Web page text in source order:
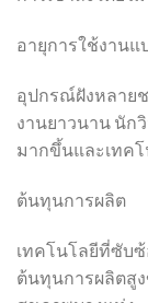
อายุการใช้งานแ
อุปกรณ์ฝังหลาย
งานยาวนาน นัก
มากขึ้นและเทคโ
ต้นทุนการผลิต
เทคโนโลยีที่ซับ
ต้นทุนการผลิตสู